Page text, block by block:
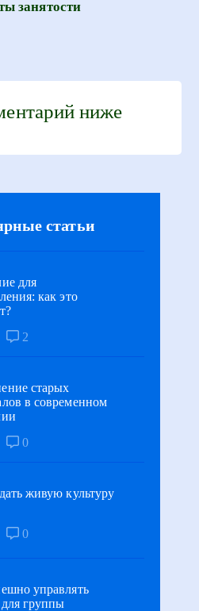
занятости
ниже
статьи
для
как это
2
старых
в современном
0
живую культуру
0
управлять
группы